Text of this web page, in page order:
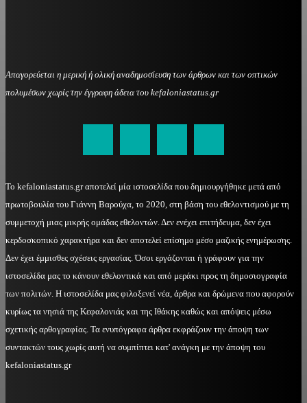
Απαγορεύεται η μερική ή ολική αναδημοσίευση των άρθρων και των οπτικών
πολυμέσων χωρίς την έγγραφη άδεια του kefaloniastatus.gr
Το kefaloniastatus.gr αποτελεί μία ιστοσελίδα που δημιουργήθηκε μετά από
πρωτοβουλία του Γιάννη Βαρούχα, το 2020, στη βάση του εθελοντισμού με τη
συμμετοχή μιας μικρής ομάδας εθελοντών. Δεν ενέχει επιτήδευμα, δεν έχει
κερδοσκοπικό χαρακτήρα και δεν αποτελεί επίσημο μέσο μαζικής ενημέρωσης.
Δεν έχει έμμισθες σχέσεις εργασίας. Όσοι εργάζονται ή γράφουν για την
ιστοσελίδα μας το κάνουν εθελοντικά και από μεράκι προς τη δημοσιογραφία
των πολιτών. Η ιστοσελίδα μας φιλοξενεί νέα, άρθρα και δρώμενα που αφορούν
κυρίως τα νησιά της Κεφαλονιάς και της Ιθάκης καθώς και απόψεις μέσω
σχετικής αρθογραφίας. Τα ενυπόγραφα άρθρα εκφράζουν την άποψη των
συντακτών τους χωρίς αυτή να συμπίπτει κατ' ανάγκη με την άποψη του
kefaloniastatus.gr